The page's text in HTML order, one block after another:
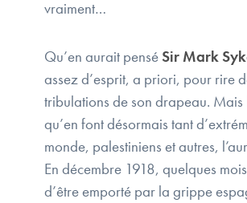
vraiment…
Qu’en aurait penséSir Mark
assez d’esprit, a priori, pour rire
tribulations de son drapeau. Mais
qu’en font désormais tant
monde, palestiniens et autres,
En décembre 1918, quelques
d’être emporté par la grippe